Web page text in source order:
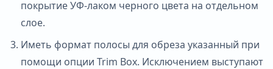
покрытие УФ-лаком черного цвета на отдельном
слое.
Иметь формат полосы для обреза указанный при
помощи опции Trim Box. Исключением выступают